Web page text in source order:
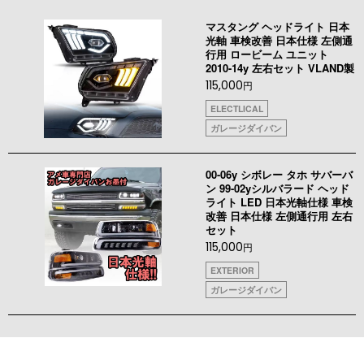
マスタング ヘッドライト 日本
光軸 車検改善 日本仕様 左側通
行用 ロービーム ユニット
2010-14y 左右セット VLAND製
115,000円
ELECTLICAL
ガレージダイバン
00-06y シボレー タホ サバーバ
ン 99-02yシルバラード ヘッド
ライト LED 日本光軸仕様 車検
改善 日本仕様 左側通行用 左右
セット
115,000円
EXTERIOR
ガレージダイバン